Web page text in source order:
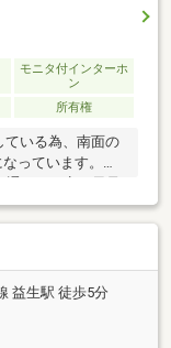
モニタ付インターホ
ン
所有権
ている為、南面の
っています。汚
ていますエントラ
少ないフラットア
玄関を除く）。
ス温水式床暖房が
て足元から部屋
益生駅 徒歩5分